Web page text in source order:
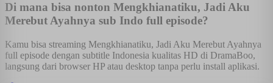
Di mana bisa nonton Mengkhianatiku, Jadi Aku
Merebut Ayahnya sub Indo full episode?
Kamu bisa streaming Mengkhianatiku, Jadi Aku Merebut Ayahnya
full episode dengan subtitle Indonesia kualitas HD di DramaBoo,
langsung dari browser HP atau desktop tanpa perlu install aplikasi.